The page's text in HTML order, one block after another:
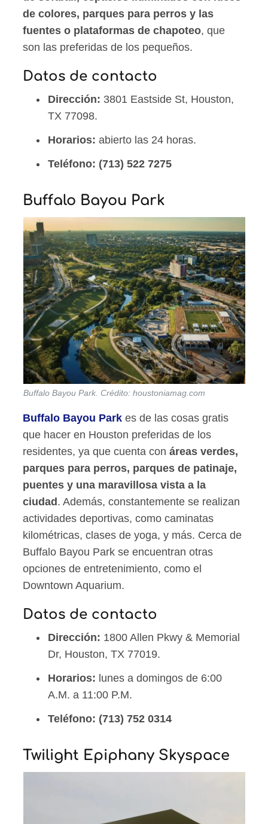
de colores, parques para perros y las
fuentes o plataformas de chapoteo, que
son las preferidas de los pequeños.
Datos de contacto
Dirección: 3801 Eastside St, Houston,
TX 77098.
Horarios:abierto las 24 horas.
Teléfono: (713) 522 7275
Buffalo Bayou Park
Buffalo Bayou Park. Crédito: houstoniamag.com
Buffalo Bayou Park es de las cosas gratis
que hacer en Houston preferidas de los
residentes, ya que cuenta con áreas verdes,
parques para perros, parques de patinaje,
puentes y una maravillosa vista a la
ciudad . Además, constantemente se realizan
actividades deportivas, como caminatas
kilométricas, clases de yoga, y más. Cerca de
Buffalo Bayou Park se encuentran otras
opciones de entretenimiento, como el
Downtown Aquarium.
Datos de contacto
Dirección: 1800 Allen Pkwy & Memorial
Dr, Houston, TX 77019.
Horarios: lunes a domingos de 6:00
A.M. a 11:00 P.M.
Teléfono: (713) 752 0314
Twilight Epiphany Skyspace